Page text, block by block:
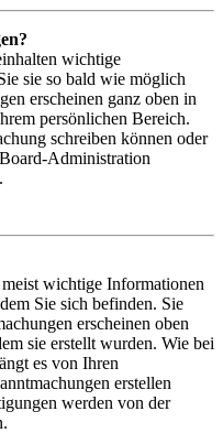
wichtige
sie so bald wie möglich
erscheinen ganz oben in
persönlichen Bereich.
schreiben können oder
Administration
wichtige Informationen
Sie sich befinden. Sie
erscheinen oben
sie erstellt wurden. Wie bei
es von Ihren
erstellen
werden von der